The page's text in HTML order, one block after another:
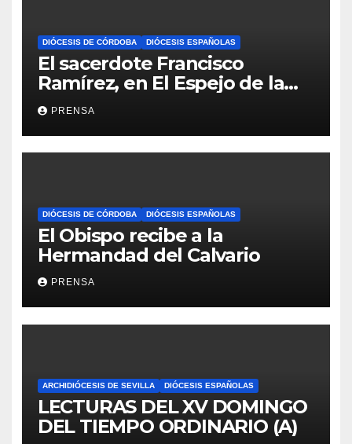
DIÓCESIS DE CÓRDOBA DIÓCESIS ESPAÑOLAS
El sacerdote Francisco
Ramírez, en El Espejo de la
Iglesia
PRENSA
DIÓCESIS DE CÓRDOBA DIÓCESIS ESPAÑOLAS
El Obispo recibe a la
Hermandad del Calvario
PRENSA
ARCHIDIÓCESIS DE SEVILLA DIÓCESIS ESPAÑOLAS
LECTURAS DEL XV DOMINGO
DEL TIEMPO ORDINARIO (A)